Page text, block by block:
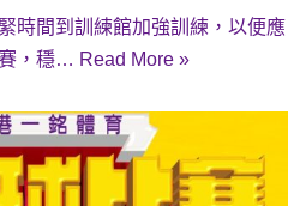
時間到訓練館加強訓練，以便應
，穩… Read More »